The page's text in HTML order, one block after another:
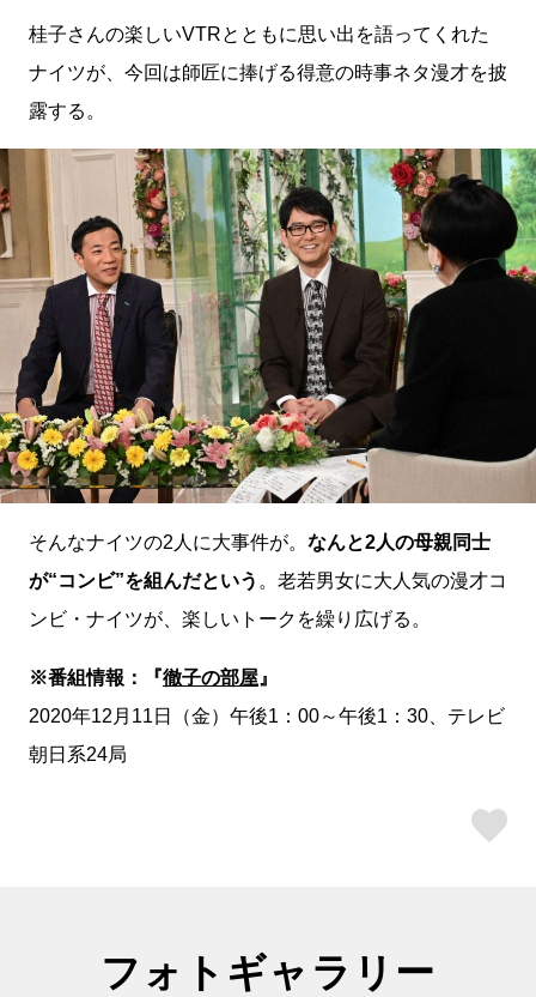
桂子さんの楽しいVTRとともに思い出を語ってくれた
ナイツが、今回は師匠に捧げる得意の時事ネタ漫才を披
露する。
そんなナイツの2人に大事件が。 なんと2人の母親同士
が“コンビ”を組んだという 。老若男女に大人気の漫才コ
ンビ・ナイツが、楽しいトークを繰り広げる。
※番組情報：『徹子の部屋』
2020年12月11日（金）午後1：00～午後1：30、テレビ
朝日系24局
フォトギャラリー